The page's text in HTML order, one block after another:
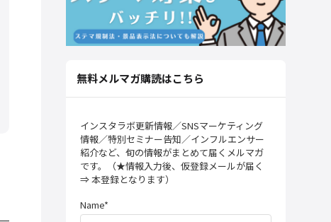
無料メルマガ購読はこちら
インスタラボ更新情報／SNSマーケティング
情報／特別セミナー告知／インフルエンサー
紹介など、旬の情報がまとめて届くメルマガ
です。（★情報入力後、仮登録メールが届く
⇒ 本登録となります）
Name*